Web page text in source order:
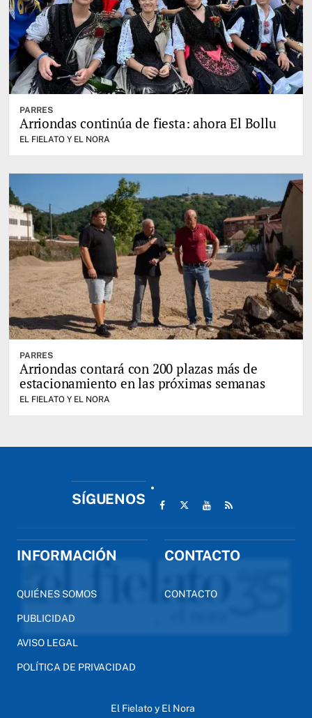
PARRES
Arriondas continúa de fiesta: ahora El Bollu
EL FIELATO Y EL NORA
PARRES
Arriondas contará con 200 plazas más de
estacionamiento en las próximas semanas
EL FIELATO Y EL NORA
SÍGUENOS
INFORMACIÓN
QUIÉNES SOMOS
PUBLICIDAD
AVISO LEGAL
POLÍTICA DE PRIVACIDAD
CONTACTO
CONTACTO
El Fielato y El Nora